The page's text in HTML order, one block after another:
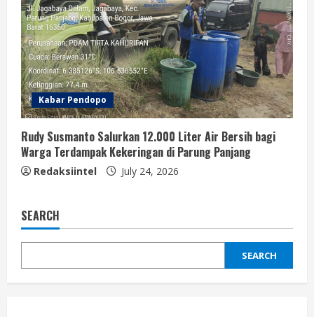
Kabar Pendopo
Rudy Susmanto Salurkan 12.000 Liter Air Bersih bagi
Warga Terdampak Kekeringan di Parung Panjang
Redaksiintel July 24, 2026
SEARCH
SEARCH